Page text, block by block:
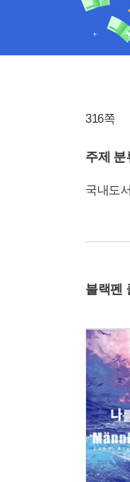
316쪽
주제 분
국내도
블랙펜